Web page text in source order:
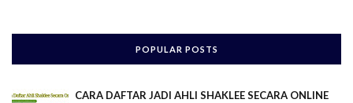
POPULAR POSTS
CARA DAFTAR JADI AHLI SHAKLEE SECARA ONLINE